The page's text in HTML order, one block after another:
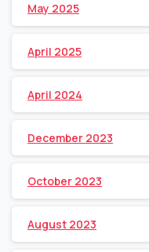
May 2025
April 2025
April 2024
December 2023
October 2023
August 2023